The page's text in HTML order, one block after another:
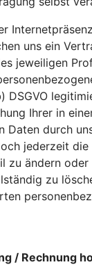
uns ein
jeweiligen
DSGVO
Ihrer in
Daten durch
jederzeit
zu ändern
zu
/ Rechnung